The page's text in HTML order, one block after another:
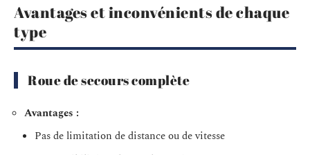
Avantages et inconvénients de chaque
type
Roue de secours complète
Avantages :
Pas de limitation de distance ou de vitesse